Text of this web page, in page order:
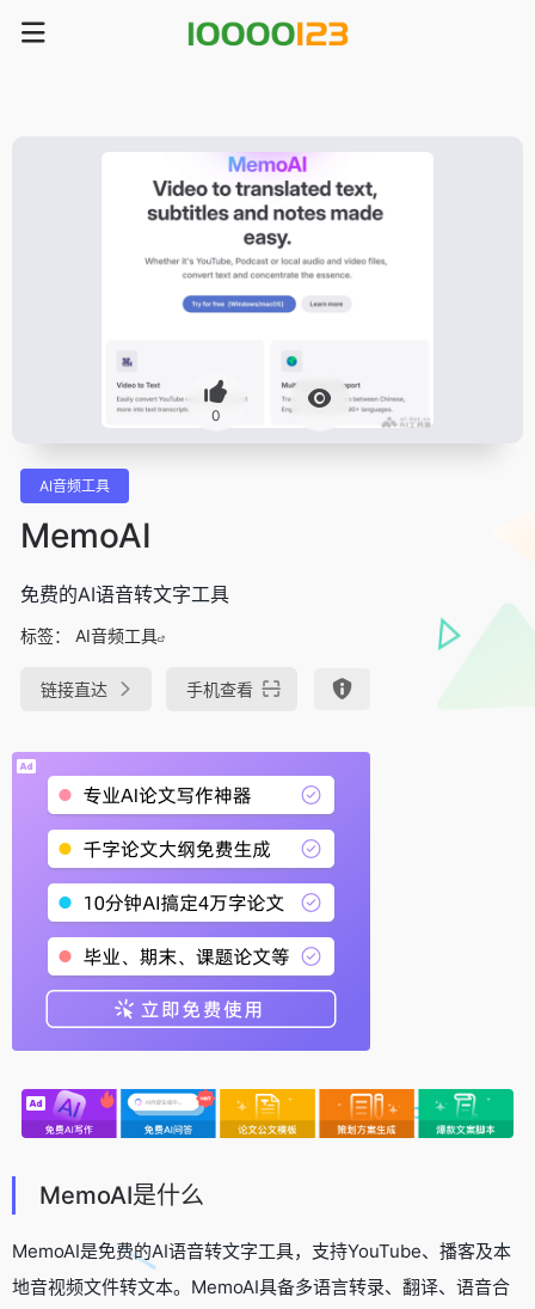
0
AI音频工具
MemoAI
免费的AI语音转文字工具
标签： AI音频工具
链接直达 手机查看
MemoAI是什么
MemoAI是免费的AI语音转文字工具，支持YouTube、播客及本
地音视频文件转文本。MemoAI具备多语言转录、翻译、语音合